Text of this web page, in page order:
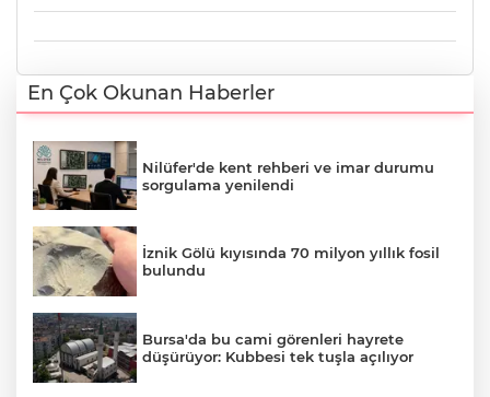
En Çok Okunan Haberler
Nilüfer'de kent rehberi ve imar durumu
sorgulama yenilendi
İznik Gölü kıyısında 70 milyon yıllık fosil
bulundu
Bursa'da bu cami görenleri hayrete
düşürüyor: Kubbesi tek tuşla açılıyor